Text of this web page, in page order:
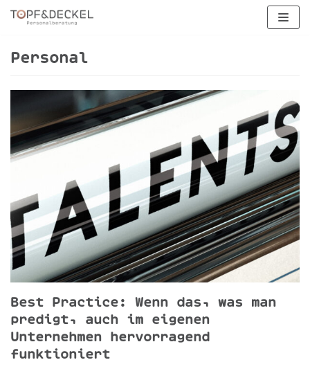
Zum
Personal
Best Practice: Wenn das, was man
predigt, auch im eigenen
Unternehmen hervorragend
funktioniert